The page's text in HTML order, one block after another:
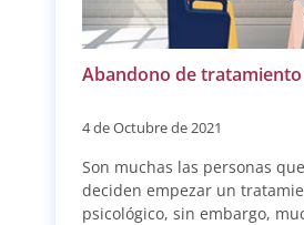
Abandono de
4 de Octubre de 2021
Son muchas las personas
deciden empezar un
psicológico, sin embargo,